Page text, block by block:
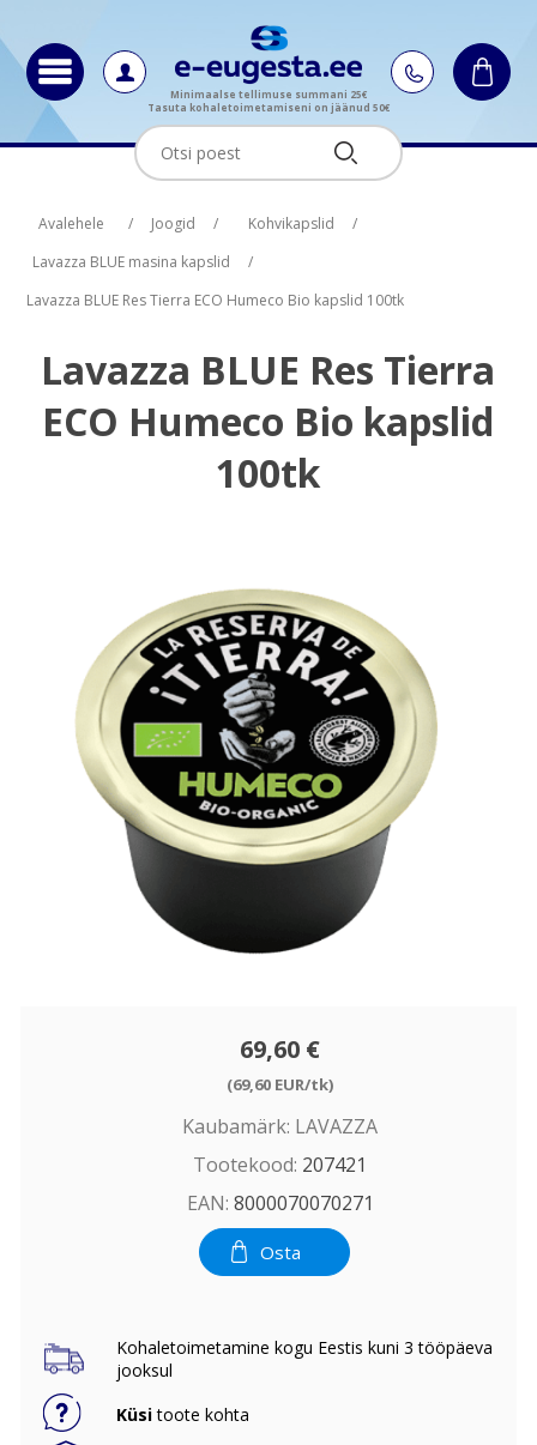
Minimaalse tellimuse summani 25€
Tasuta kohaletoimetamiseni on jäänud 50€
Avalehele / Joogid / Kohvikapslid
/
Lavazza BLUE masina kapslid
/
Lavazza BLUE Res Tierra ECO Humeco Bio kapslid 100tk
Lavazza BLUE Res Tierra
ECO Humeco Bio kapslid
100tk
69,60 €
(69,60 EUR/tk)
Kaubamärk: LAVAZZA
Tootekood: 207421
EAN: 8000070070271
Osta
Kohaletoimetamine kogu Eestis kuni 3 tööpäeva
jooksul
Küsitoote kohta